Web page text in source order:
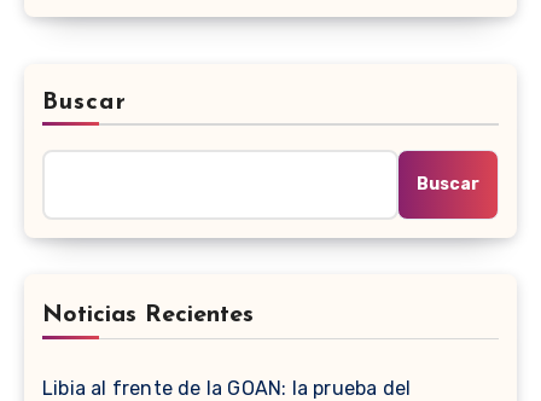
Buscar
Buscar
Noticias Recientes
Libia al frente de la GOAN: la prueba del